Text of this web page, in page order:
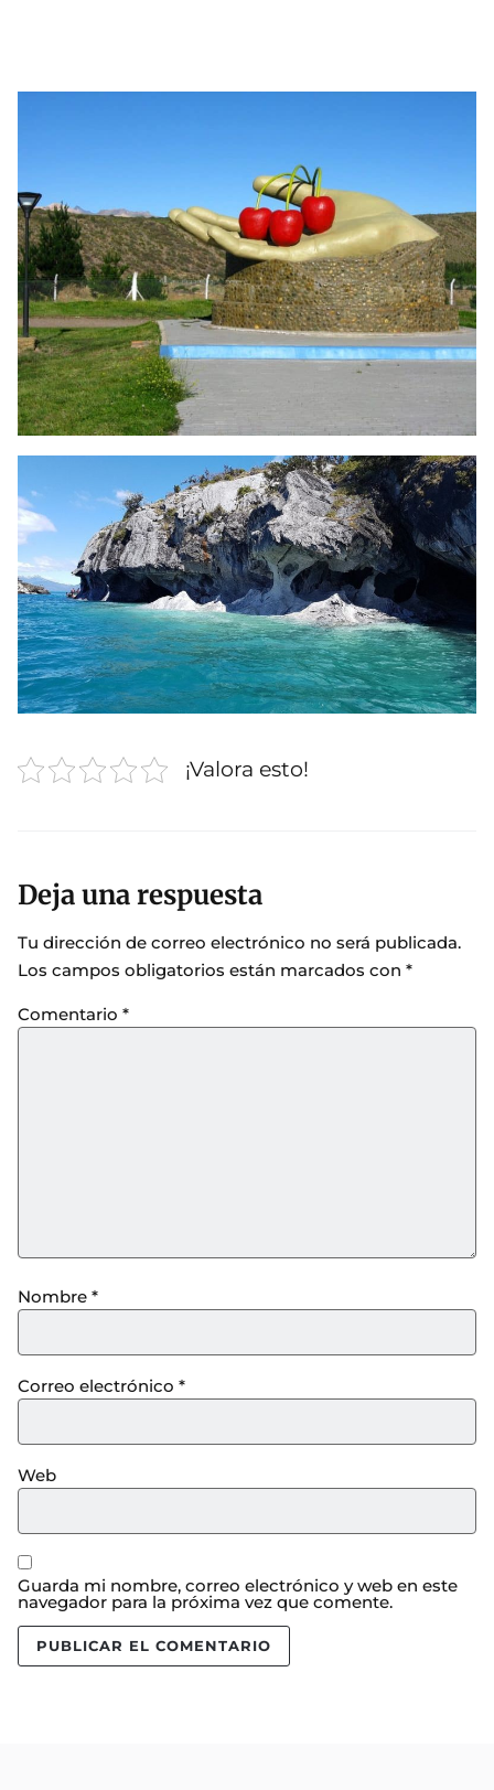
¡Valora esto!
Deja una respuesta
Tu dirección de correo electrónico no será publicada.
Los campos obligatorios están marcados con *
Comentario *
Nombre *
Correo electrónico *
Web
Guarda mi nombre, correo electrónico y web en este
navegador para la próxima vez que comente.